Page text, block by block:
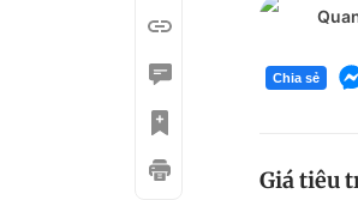
Chia sẻ
Giá tiêu